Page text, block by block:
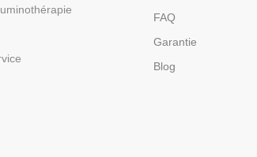
FAQ
Garantie
Blog